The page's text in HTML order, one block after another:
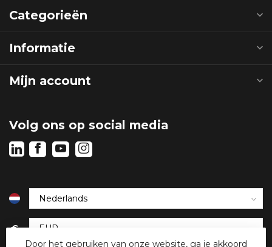
Categorieën
Informatie
Mijn account
Volg ons op social media
€
Door het gebruiken van onze website, ga je akkoord